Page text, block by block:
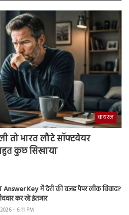
वायरल
तो भारत लौटे सॉफ्टवेयर
कुछ सिखाया
Answer Key में देरी की वजह पेपर लीक विवाद?
कर रहे इंतजार
- 6:11 PM